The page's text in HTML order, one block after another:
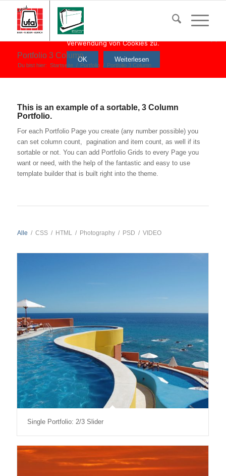
Portfolio 3 Column
Du bist hier: Startseite / Portfolio / Portfolio 3 Column
This is an example of a sortable, 3 Column
Portfolio.
For each Portfolio Page you create (any number possible) you
can set column count, pagination and item count, as well if its
sortable or not. You can add Portfolio Grids to every Page you
want or need, with the help of the fantastic and easy to use
template builder that is built right into the theme.
Alle / CSS / HTML / Photography / PSD / VIDEO
Single Portfolio: 2/3 Slider
Um unsere Webseite für Sie optimal zu gestalten und
fortlaufend verbessern zu können, verwenden wir Cookies.
Durch die weitere Nutzung der Webseite stimmen Sie der
Verwendung von Cookies zu.
OK Weiterlesen